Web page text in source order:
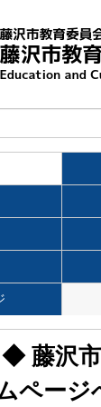
◆ 藤沢
ページ